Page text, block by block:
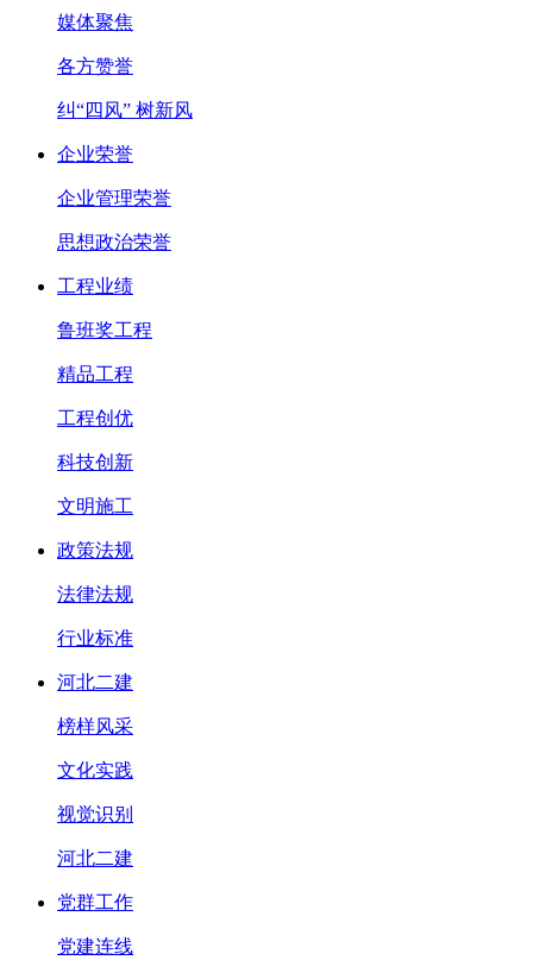
媒体聚焦
各方赞誉
纠“四风” 树新风
企业荣誉
企业管理荣誉
思想政治荣誉
工程业绩
鲁班奖工程
精品工程
工程创优
科技创新
文明施工
政策法规
法律法规
行业标准
河北二建
榜样风采
文化实践
视觉识别
河北二建
党群工作
党建连线